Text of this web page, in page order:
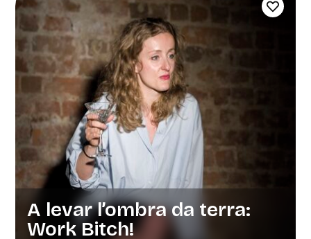
A levar l’ombra da terra:
Work Bitch!